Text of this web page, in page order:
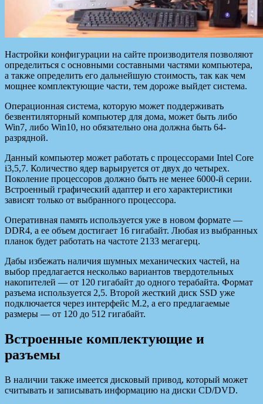
Настройки конфигурации на сайте производителя позволяют
определиться с основными составными частями компьютера,
а также определить его дальнейшую стоимость, так как чем
мощнее комплектующие части, тем дороже выйдет система.
Операционная система, которую может поддерживать
безвентиляторный компьютер для дома, может быть либо
Win7, либо Win10, но обязательно она должна быть 64-
разрядной.
Данный компьютер может работать с процессорами Intel Core
i3,5,7. Количество ядер варьируется от двух до четырех.
Поколение процессоров должно быть не менее 6000-й серии.
Встроенный графический адаптер и его характеристики
зависят только от выбранного процессора.
Оперативная память используется уже в новом формате —
DDR4, а ее объем достигает 16 гигабайт. Любая из выбранных
планок будет работать на частоте 2133 мегагерц.
Дабы избежать наличия шумных механических частей, на
выбор предлагается несколько вариантов твердотельных
накопителей — от 120 гигабайт до одного терабайта. Формат
разъема используется 2,5. Второй жесткий диск SSD уже
подключается через интерфейс М.2, а его предлагаемые
размеры — от 120 до 512 гигабайт.
Встроенные комплектующие и
разъемы
В наличии также имеется дисковый привод, который может
считывать и записывать информацию на диски CD/DVD.